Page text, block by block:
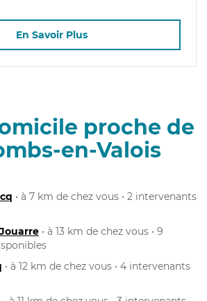
En Savoir Plus
proche de
en-Valois
• à 7 km de chez vous • 2 intervenants
• à 13 km de chez vous • 9
• à 12 km de chez vous • 4 intervenants